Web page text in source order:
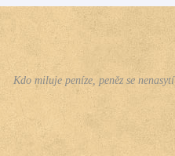
Kdo miluje peníze, peněz se